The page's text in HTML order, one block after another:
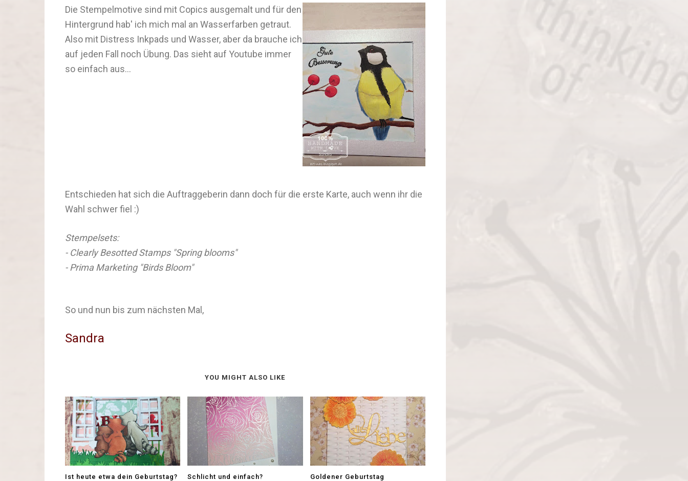
Die Stempelmotive sind mit Copics ausgemalt und für den
Hintergrund hab' ich mich mal an Wasserfarben getraut.
Also mit Distress Inkpads und Wasser, aber da brauche ich
auf jeden Fall noch Übung. Das sieht auf Youtube immer
so einfach aus...
Entschieden hat sich die Auftraggeberin dann doch für die erste Karte, auch wenn ihr die
Wahl schwer fiel :)
Stempelsets:
- Clearly Besotted Stamps "Spring blooms"
- Prima Marketing "Birds Bloom"
So und nun bis zum nächsten Mal,
Sandra
YOU MIGHT ALSO LIKE
Ist heute etwa dein Geburtstag? Schlicht und einfach? Goldener Geburtstag